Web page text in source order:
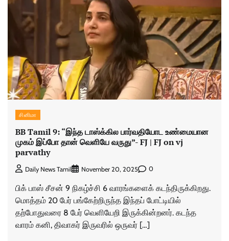
சினிமா
BB Tamil 9: “இந்த டாஸ்க்கில பார்வதியோட உண்மையான
முகம் இப்போ தான் வெளியே வருது”- FJ | FJ on vj
parvathy
Daily News Tamil November 20, 2025 0
பிக் பாஸ் சீசன் 9 நிகழ்ச்சி 6 வாரங்களைக் கடந்திருக்கிறது.
மொத்தம் 20 பேர் பங்கேற்றிருந்த இந்தப் போட்டியில்
தற்போதுவரை 8 பேர் வெளியேறி இருக்கின்றனர். கடந்த
வாரம் கனி, திவாகர் இருவரில் ஒருவர் […]